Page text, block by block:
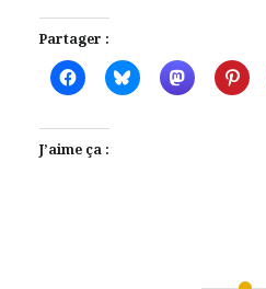
Partager :
J’aime ça :